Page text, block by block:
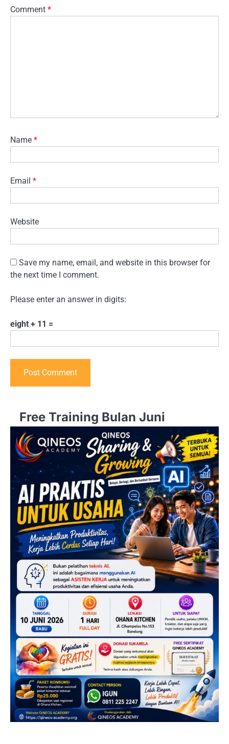
Comment *
Name *
Email *
Website
Save my name, email, and website in this browser for
the next time I comment.
Please enter an answer in digits:
eight + 11 =
Free Training Bulan Juni